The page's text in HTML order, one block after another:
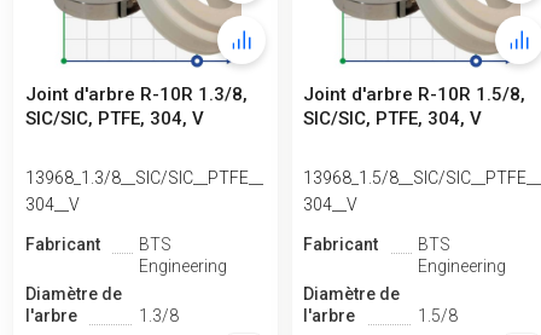
Joint d'arbre R-10R 1.3/8,
SIC/SIC, PTFE, 304, V
13968_1.3/8__SIC/SIC__PTFE__
304__V
Fabricant
BTS
Engineering
Diamètre de
l'arbre
1.3/8
Joint d'arbre R-10R 1.5/8,
SIC/SIC, PTFE, 304, V
13968_1.5/8__SIC/SIC__PTFE__
304__V
Fabricant
BTS
Engineering
Diamètre de
l'arbre
1.5/8